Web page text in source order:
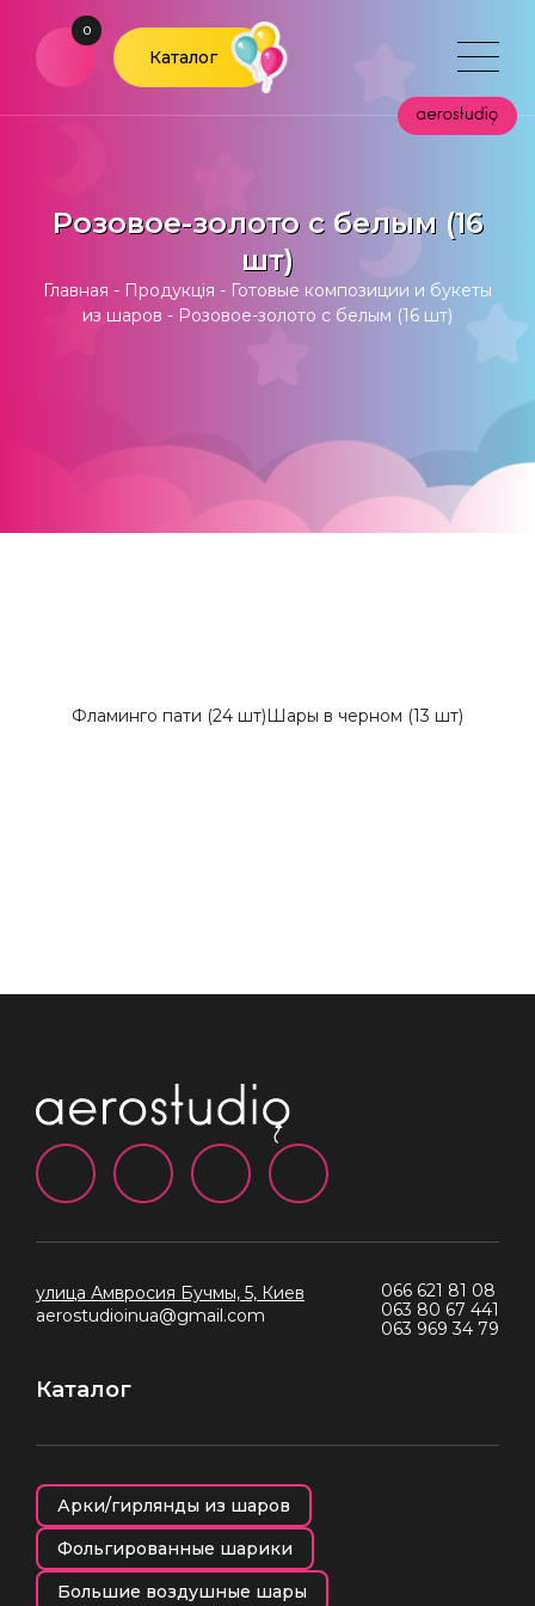
0
Каталог
Розовое-золото с белым (16
шт)
Главная - Продукція - Готовые композиции и букеты
из шаров - Розовое-золото с белым (16 шт)
Фламинго пати (24 шт)Шары в черном (13 шт)
улица Амвросия Бучмы, 5, Киев
aerostudioinua@gmail.com
066 621 81 08
063 80 67 441
063 969 34 79
Каталог
Арки/гирлянды из шаров
Фольгированные шарики
Большие воздушные шары